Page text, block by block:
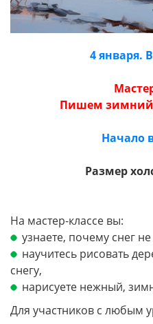
4 января.
Пишем зимний
Начало
Размер
На мастер-классе вы:
узнаете, почему снег
научитесь рисовать
снегу,
нарисуете нежный,
Для участников с любым